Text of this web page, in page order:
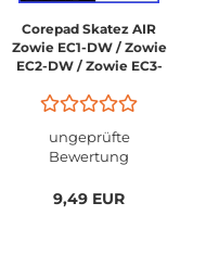
Corepad Skatez AIR
Zowie EC1-DW / Zowie
EC2-DW / Zowie EC3-
ungeprüfte
Bewertung
9,49 EUR